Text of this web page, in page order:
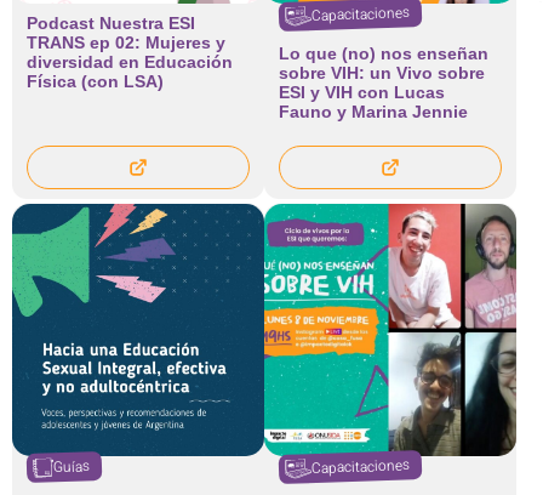
Podcast Nuestra ESI
TRANS ep 02: Mujeres y
diversidad en Educación
Física (con LSA)
Capacitaciones
Lo que (no) nos enseñan
sobre VIH: un Vivo sobre
ESI y VIH con Lucas
Fauno y Marina Jennie
Guías Capacitaciones